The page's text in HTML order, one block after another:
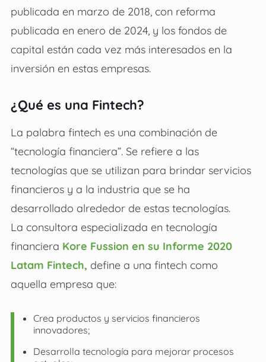
publicada en marzo de 2018, con reforma
publicada en enero de 2024, y los fondos de
capital están cada vez más interesados en la
inversión en estas empresas.
¿Qué es una Fintech?
La palabra fintech es una combinación de
“tecnología financiera”. Se refiere a las
tecnologías que se utilizan para brindar servicios
financieros y a la industria que se ha
desarrollado alrededor de estas tecnologías.
La consultora especializada en tecnología
financiera Kore Fussion en su Informe 2020
Latam Fintech, define a una fintech como
aquella empresa que:
Crea productos y servicios financieros
innovadores;
Desarrolla tecnología para mejorar procesos